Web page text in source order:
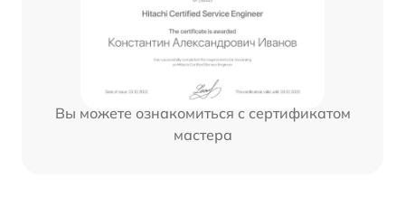
Вы можете ознакомиться с сертификатом
мастера